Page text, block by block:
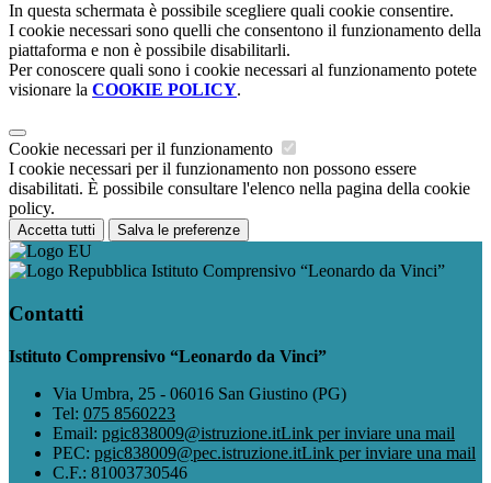
In questa schermata è possibile scegliere quali cookie consentire.
I cookie necessari sono quelli che consentono il funzionamento della
piattaforma e non è possibile disabilitarli.
Per conoscere quali sono i cookie necessari al funzionamento potete
visionare la COOKIE POLICY.
Cookie necessari per il funzionamento
I cookie necessari per il funzionamento non possono essere
disabilitati. È possibile consultare l'elenco nella pagina della cookie
policy.
Accetta tutti Salva le preferenze
Istituto Comprensivo “Leonardo da Vinci”
Contatti
Istituto Comprensivo “Leonardo da Vinci”
Via Umbra, 25 - 06016 San Giustino (PG)
Tel: 075 8560223
Email: pgic838009@istruzione.itLink per inviare una mail
PEC: pgic838009@pec.istruzione.itLink per inviare una mail
C.F.: 81003730546